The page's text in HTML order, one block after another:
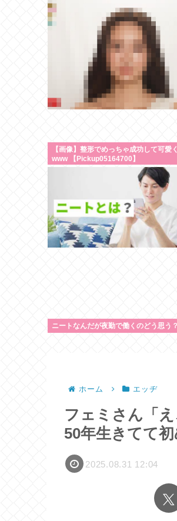
【画像】整形でめっちゃ成功して可愛
www 【Pickup05164700】
ニートなんだが夜勤で働くのどう思う
ホーム エッヂ
フェミさん「
50年生きてて
2025.08.31 12:04